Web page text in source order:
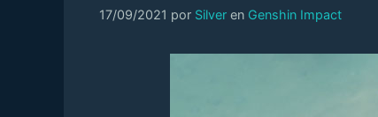
17/09/2021 por Silver en Categorías
Genshin Impact